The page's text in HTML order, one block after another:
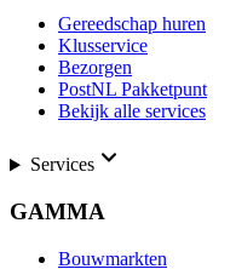
Gereedschap huren
Klusservice
Bezorgen
PostNL Pakketpunt
Bekijk alle services
Services
GAMMA
Bouwmarkten